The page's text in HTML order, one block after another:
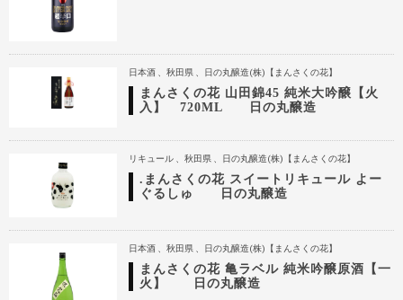
日本酒 秋田県 日の丸醸造(株)【まんさくの花】
まんさくの花 山田錦45 純米大吟醸【火
入】 720ML 日の丸醸造
リキュール 秋田県 日の丸醸造(株)【まんさくの花】
.まんさくの花 スイートリキュール よー
ぐるしゅ 日の丸醸造
日本酒 秋田県 日の丸醸造(株)【まんさくの花】
まんさくの花 亀ラベル 純米吟醸原酒【一
火】 日の丸醸造